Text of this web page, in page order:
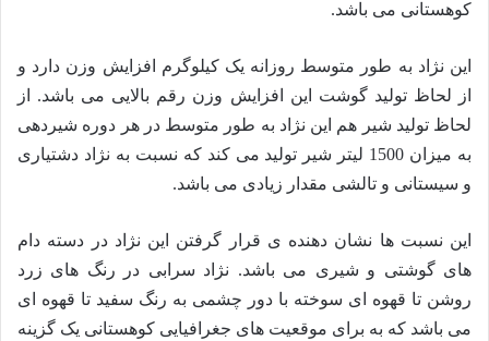
کوهستانی می باشد.
این نژاد به طور متوسط روزانه یک کیلوگرم افزایش وزن دارد و
از لحاظ تولید گوشت این افزایش وزن رقم بالایی می باشد. از
لحاظ تولید شیر هم این نژاد به طور متوسط در هر دوره شیردهی
به میزان 1500 لیتر شیر تولید می کند که نسبت به نژاد دشتیاری
و سیستانی و تالشی مقدار زیادی می باشد.
این نسبت ها نشان دهنده ی قرار گرفتن این نژاد در دسته دام
های گوشتی و شیری می باشد. نژاد سرابی در رنگ های زرد
روشن تا قهوه ای سوخته با دور چشمی به رنگ سفید تا قهوه ای
می باشد که به برای موقعیت های جغرافیایی کوهستانی یک گزینه